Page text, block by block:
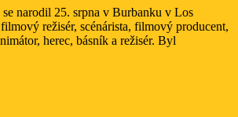
režisér, scénárista, filmový producent,
herec, básník a režisér. Byl